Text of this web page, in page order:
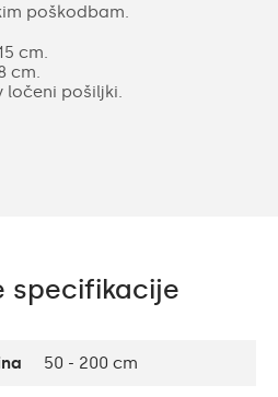
poškodbam.
cm.
cm.
ločeni pošiljki.
specifikacije
50 - 200 cm